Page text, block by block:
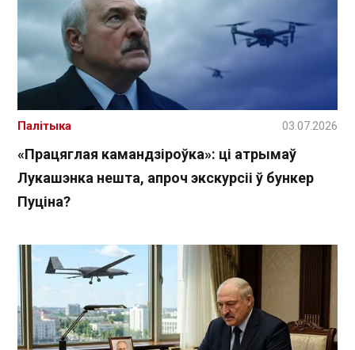
«Працяглая камандзіроўка»: ці атрымаў
Лукашэнка нешта, апроч экскурсіі ў бункер
Пуціна?
Палітыка 03.07.2026